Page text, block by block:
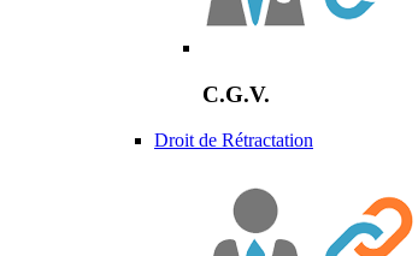
C.G.V.
Droit de Rétractation